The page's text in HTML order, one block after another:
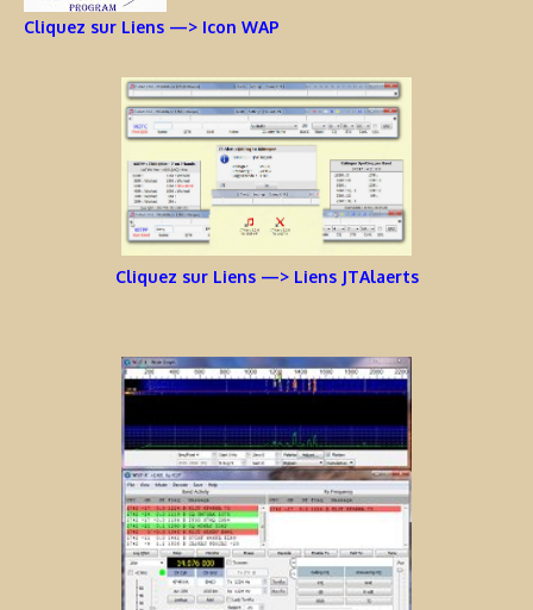
Cliquez sur Liens —> Icon WAP
Cliquez sur Liens —> Liens JTAlaerts